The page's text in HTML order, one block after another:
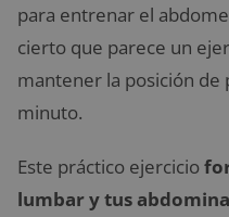
para entrenar el
cierto que parece un
mantener la posición de
minuto.
Este práctico ejercicio
lumbar y tus